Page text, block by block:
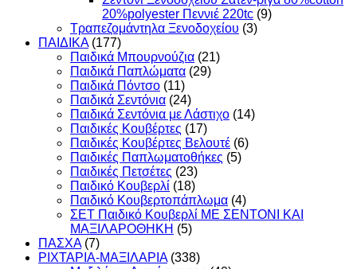
20%polyester Πεννιέ 220tc (9)
Τραπεζομάντηλα Ξενοδοχείου (3)
ΠΑΙΔΙΚΑ (177)
Παιδικά Μπουρνούζια (21)
Παιδικά Παπλώματα (29)
Παιδικά Πόντσο (11)
Παιδικά Σεντόνια (24)
Παιδικά Σεντόνια με Λάστιχο (14)
Παιδικές Κουβέρτες (17)
Παιδικές Κουβέρτες Βελουτέ (6)
Παιδικές Παπλωματοθήκες (5)
Παιδικές Πετσέτες (23)
Παιδικό Κουβερλί (18)
Παιδικό Κουβερτοπάπλωμα (4)
ΣΕΤ Παιδικό Κουβερλί ΜΕ ΣΕΝΤΟΝΙ ΚΑΙ
ΜΑΞΙΛΑΡΟΘΗΚΗ (5)
ΠΑΣΧΑ (7)
ΡΙΧΤΑΡΙΑ-ΜΑΞΙΛΑΡΙΑ (338)